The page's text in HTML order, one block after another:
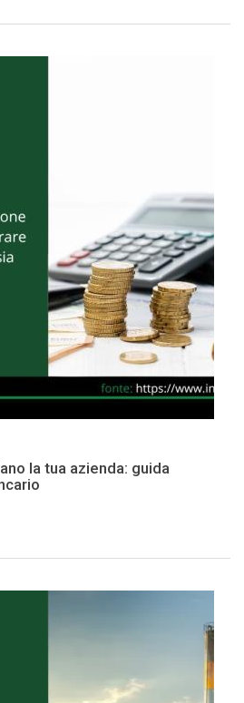
la tua azienda: guida